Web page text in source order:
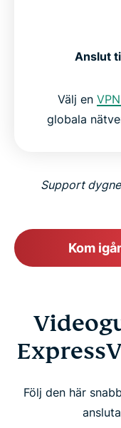
Anslut
Välj en
globala
Support
Kom
Följ den här